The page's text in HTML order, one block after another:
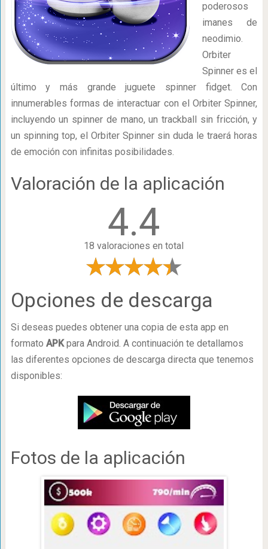
poderosos
imanes de
neodimio.
Orbiter
Spinner es el
último y más grande juguete spinner fidget. Con
innumerables formas de interactuar con el Orbiter Spinner,
incluyendo un spinner de mano, un trackball sin fricción, y
un spinning top, el Orbiter Spinner sin duda le traerá horas
de emoción con infinitas posibilidades.
Valoración de la aplicación
4.4
18 valoraciones en total
Opciones de descarga
Si deseas puedes obtener una copia de esta app en
formato APKpara Android. A continuación te detallamos
las diferentes opciones de descarga directa que tenemos
disponibles:
Fotos de la aplicación